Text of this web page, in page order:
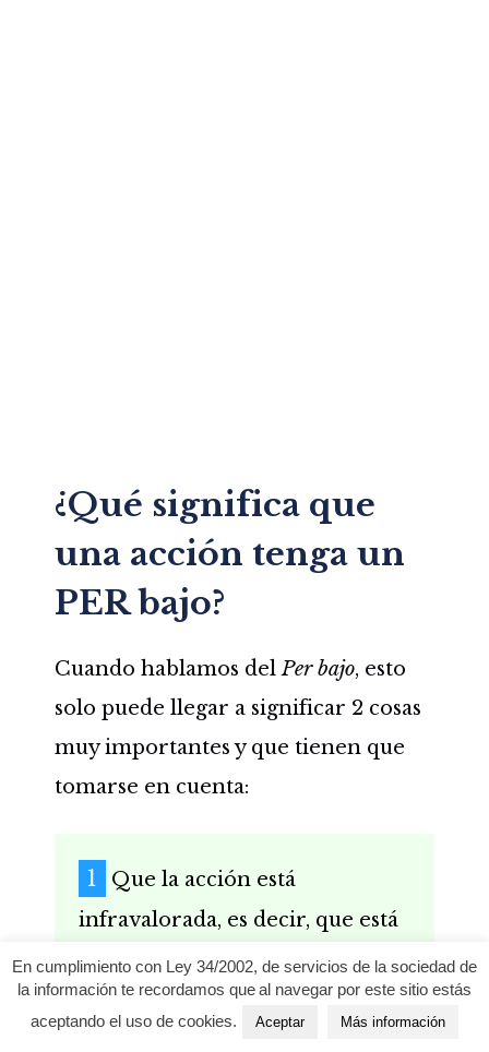
¿Qué significa que
una acción tenga un
PER bajo?
Cuando hablamos delPer bajo, esto
solo puede llegar a significar 2 cosas
muy importantes y que tienen que
tomarse en cuenta:
Que la acción está
infravalorada, es decir, que está
perdiendo valor y que el
mercado todavía no se ha dado
cuenta de ello, esto suele ser por
En cumplimiento con Ley 34/2002, de servicios de la sociedad de
la información te recordamos que al navegar por este sitio estás
aceptando el uso de cookies.
Aceptar Más información